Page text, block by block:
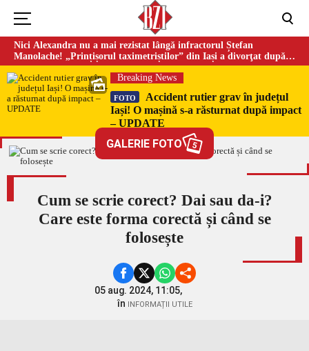
Nici Alexandra nu a mai rezistat lângă infractorul Ștefan
Manolache! „Prințișorul taximetriștilor” din Iași a divorţat după
doi ani de căsnicie
Breaking News
FOTO
Accident rutier grav în județul
Iași! O mașină s-a răsturnat după impact
– UPDATE
GALERIE FOTO 5
Cum se scrie corect? Dai sau da-i?
Care este forma corectă și când se
folosește
05 aug. 2024, 11:05,
în INFORMAȚII UTILE